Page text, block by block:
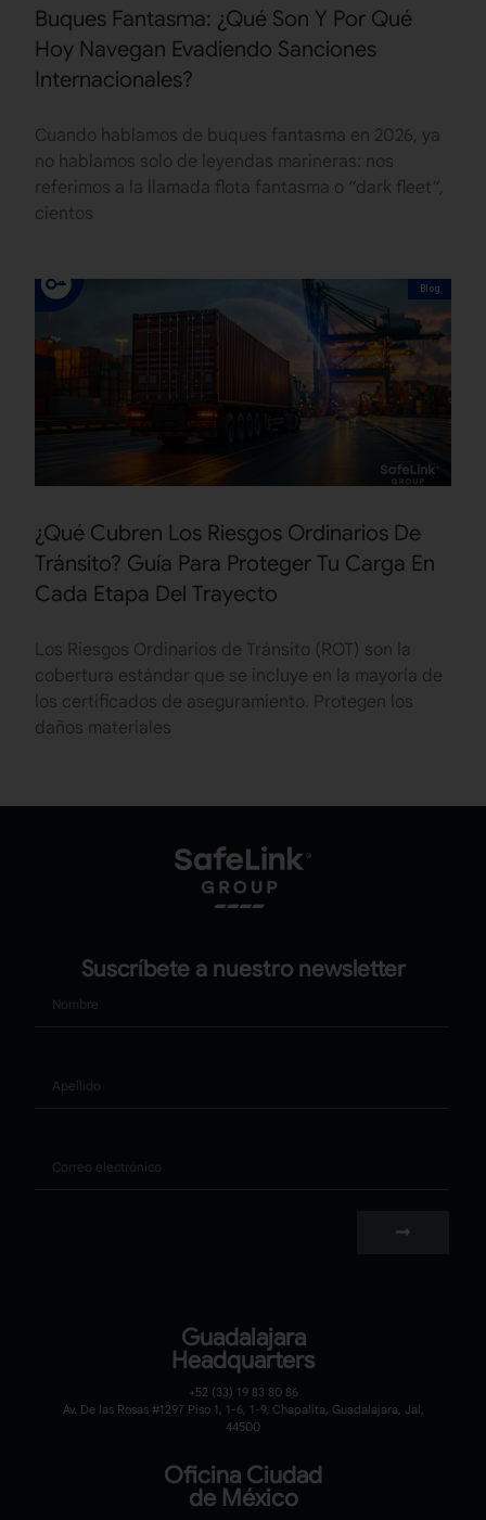
Buques Fantasma: ¿Qué Son Y Por Qué
Hoy Navegan Evadiendo Sanciones
Internacionales?
Cuando hablamos de buques fantasma en 2026, ya
no hablamos solo de leyendas marineras: nos
referimos a la llamada flota fantasma o “dark fleet“,
cientos
Blog
¿Qué Cubren Los Riesgos Ordinarios De
Tránsito? Guía Para Proteger Tu Carga En
Cada Etapa Del Trayecto
Los Riesgos Ordinarios de Tránsito (ROT) son la
cobertura estándar que se incluye en la mayoría de
los certificados de aseguramiento. Protegen los
daños materiales
Suscríbete a nuestro newsletter
Nombre
Guadalajara
Headquarters
+52 (33) 19 83 80 86
Av. De las Rosas #1297 Piso 1, 1-6, 1-9, Chapalita, Guadalajara, Jal,
44500
Oficina Ciudad
de México